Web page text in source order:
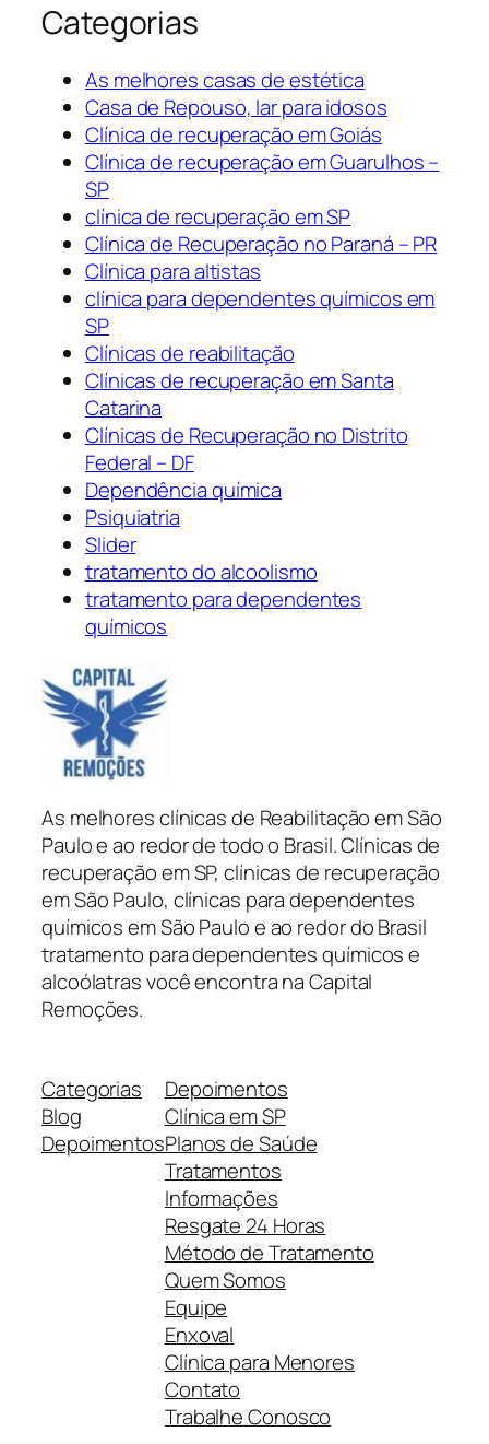
Categorias
As melhores casas de estética
Casa de Repouso, lar para idosos
Clínica de recuperação em Goiás
Clínica de recuperação em Guarulhos –
SP
clínica de recuperação em SP
Clínica de Recuperação no Paraná – PR
Clínica para altistas
clínica para dependentes químicos em
SP
Clínicas de reabilitação
Clínicas de recuperação em Santa
Catarina
Clínicas de Recuperação no Distrito
Federal – DF
Dependência química
Psiquiatria
Slider
tratamento do alcoolismo
tratamento para dependentes
químicos
As melhores clínicas de Reabilitação em São
Paulo e ao redor de todo o Brasil. Clínicas de
recuperação em SP, clínicas de recuperação
em São Paulo, clínicas para dependentes
químicos em São Paulo e ao redor do Brasil
tratamento para dependentes químicos e
alcoólatras você encontra na Capital
Remoções.
Categorias
Blog
Depoimentos
Depoimentos
Clínica em SP
Planos de Saúde
Tratamentos
Informações
Resgate 24 Horas
Método de Tratamento
Quem Somos
Equipe
Enxoval
Clínica para Menores
Contato
Trabalhe Conosco